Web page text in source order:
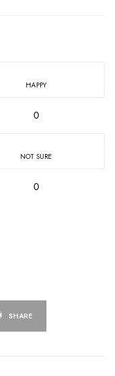
HAPPY
0
NOT SURE
0
SHARE